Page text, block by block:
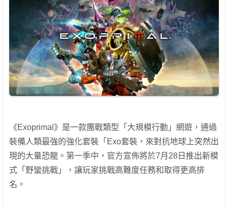
《Exoprimal》是一款團戰類型「大規模行動」網遊，通過
裝備人類最強的強化套裝「Exo套裝，來對抗地球上突然出
現的大量恐龍。第一季中，官方宣佈將於7月28日推出新模
式「野蠻挑戰」，讓玩家挑戰高難度任務和取得更高排
名。